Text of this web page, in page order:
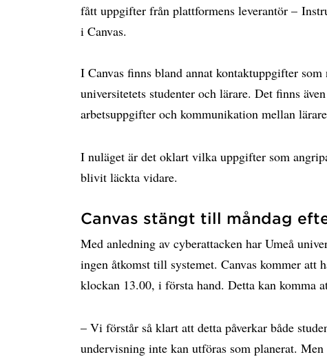
fått uppgifter från plattformens leverantör –
i Canvas.
I Canvas finns bland annat kontaktuppgifter
universitetets studenter och lärare. Det finns
arbetsuppgifter och kommunikation mellan
I nuläget är det oklart vilka uppgifter som
blivit läckta vidare.
Canvas stängt till måndag
Med anledning av cyberattacken har Umeå
ingen åtkomst till systemet. Canvas kommer att
klockan 13.00, i första hand. Detta kan komma
– Vi förstår så klart att detta påverkar både
undervisning inte kan utföras som planerat.